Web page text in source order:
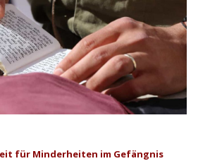
für Minderheiten im Gefängnis